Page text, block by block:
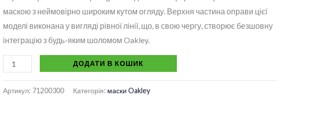
маскою з неймовірно широким кутом огляду. Верхня частина оправи цієї
моделі виконана у вигляді рівної лінії, що, в свою чергу, створює безшовну
інтеграцію з будь-яким шоломом Oakley.
ДОДАТИ В КОШИК
Артикул: 71200300 Категорія: маски Oakley